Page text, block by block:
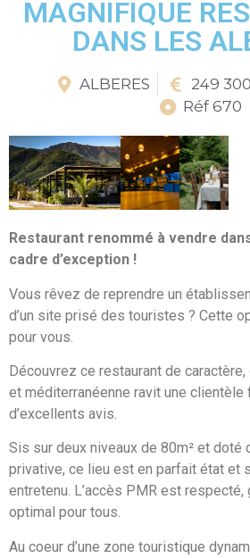
MAGNIFIQUE
DANS LES
ALBERES 249 300
Réf 670
Restaurant renommé à vendre
cadre d’exception !
Vous rêvez de reprendre un
d’un site prisé des touristes ? Cette
pour vous.
Découvrez ce restaurant de
et méditerranéenne ravit une clientèle
d’excellents avis.
Sis sur deux niveaux de 80m² et doté
privative, ce lieu est en parfait état et
entretenu. L’accès PMR est respecté,
optimal pour tous.
Au coeur d’une zone touristique